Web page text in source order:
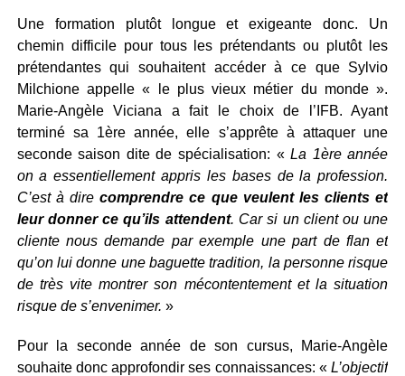
Une formation plutôt longue et exigeante donc. Un
chemin difficile pour tous les prétendants ou plutôt les
prétendantes qui souhaitent accéder à ce que Sylvio
Milchione appelle « le plus vieux métier du monde ».
Marie-Angèle Viciana a fait le choix de l’IFB. Ayant
terminé sa 1ère année, elle s’apprête à attaquer une
seconde saison dite de spécialisation: «La 1ère année
on a essentiellement appris les bases de la profession.
C’est à direcomprendre ce que veulent les clients et
leur donner ce qu’ils attendent. Car si un client ou une
cliente nous demande par exemple une part de flan et
qu’on lui donne une baguette tradition, la personne risque
de très vite montrer son mécontentement et la situation
risque de s’envenimer. »
Pour la seconde année de son cursus, Marie-Angèle
souhaite donc approfondir ses connaissances: « L’objectif